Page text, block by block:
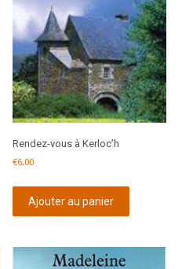
Rendez-vous à Kerloc’h
€6,00
Ajouter au panier